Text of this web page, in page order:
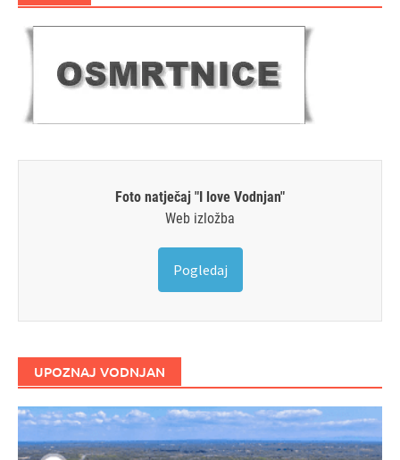
Foto natječaj "I love Vodnjan"
Web izložba
Pogledaj
UPOZNAJ VODNJAN